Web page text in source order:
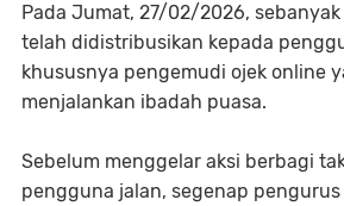
Pada Jumat, 27/02/2026,
telah didistribusikan kepada
khususnya pengemudi ojek online
menjalankan ibadah puasa.
Sebelum menggelar aksi berbagi
pengguna jalan, segenap pengurus